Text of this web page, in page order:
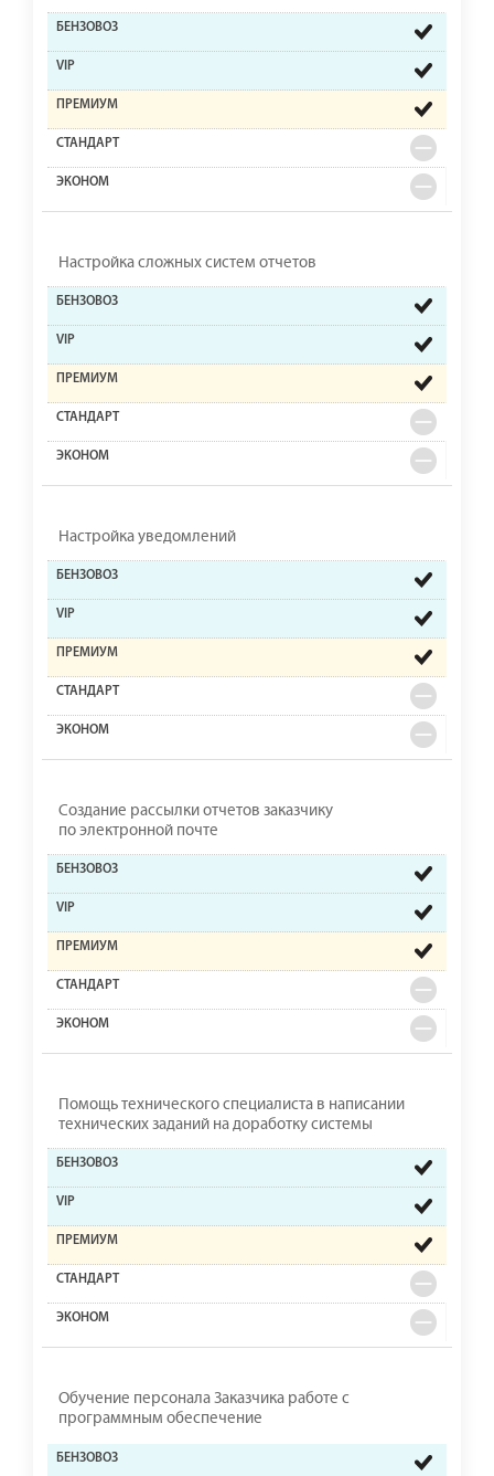
Настройка сложных систем отчетов
Настройка уведомлений
Создание рассылки отчетов заказчику
по электронной почте
Помощь технического специалиста в написании
технических заданий на доработку системы
Обучение персонала Заказчика работе с
программным обеспечение